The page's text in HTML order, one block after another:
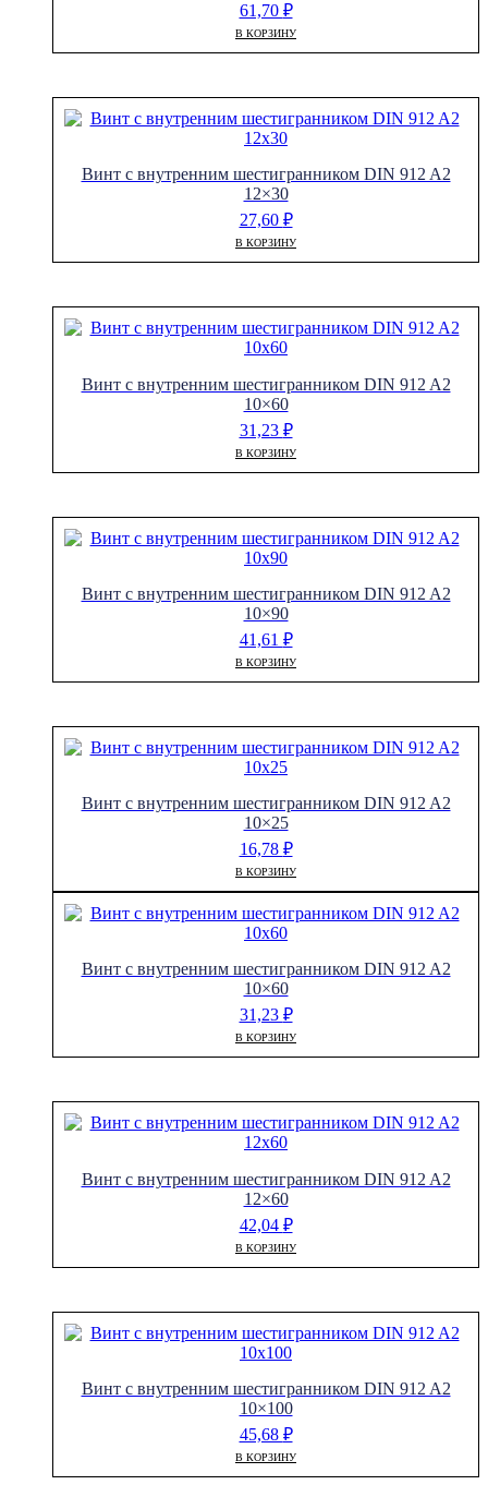
61,70 ₽
В КОРЗИНУ
Винт с внутренним шестигранником DIN 912 A2
12×30
27,60 ₽
В КОРЗИНУ
Винт с внутренним шестигранником DIN 912 A2
10×60
31,23 ₽
В КОРЗИНУ
Винт с внутренним шестигранником DIN 912 A2
10×90
41,61 ₽
В КОРЗИНУ
Винт с внутренним шестигранником DIN 912 A2
10×25
16,78 ₽
В КОРЗИНУ
Винт с внутренним шестигранником DIN 912 A2
10×60
31,23 ₽
В КОРЗИНУ
Винт с внутренним шестигранником DIN 912 A2
12×60
42,04 ₽
В КОРЗИНУ
Винт с внутренним шестигранником DIN 912 A2
10×100
45,68 ₽
В КОРЗИНУ